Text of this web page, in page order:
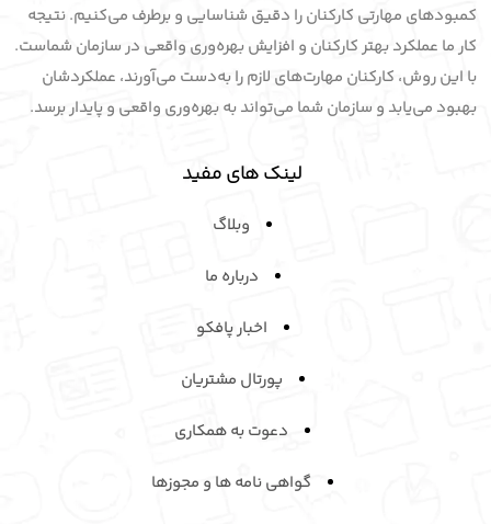
کمبودهای مهارتی کارکنان را دقیق شناسایی و برطرف می‌کنیم. نتیجه
کار ما عملکرد بهتر کارکنان و افزایش بهره‌وری واقعی در سازمان شماست.
با این روش، کارکنان مهارت‌های لازم را به‌دست می‌آورند، عملکردشان
بهبود می‌یابد و سازمان شما می‌تواند به بهره‌وری واقعی و پایدار برسد.
لینک های مفید
وبلاگ
درباره ما
اخبار پافکو
پورتال مشتریان
دعوت به همکاری
گواهی نامه ها و مجوزها